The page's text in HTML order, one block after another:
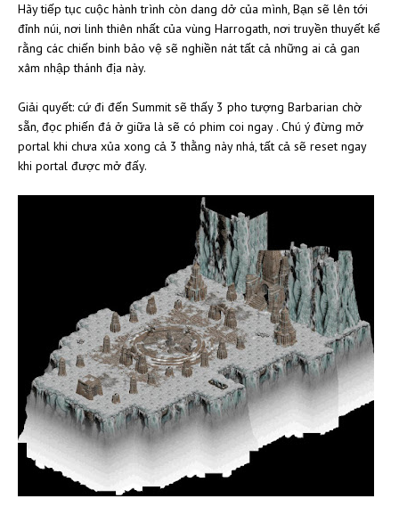
Hãy tiếp tục cuộc hành trình còn dang dở của mình, Bạn sẽ lên tới
đỉnh núi, nơi linh thiên nhất của vùng Harrogath, nơi truyền thuyết kể
rằng các chiến binh bảo vệ sẽ nghiền nát tất cả những ai cả gan
xâm nhập thánh địa này.
Giải quyết: cứ đi đến Summit sẽ thấy 3 pho tượng Barbarian chờ
sẵn, đọc phiến đá ở giữa là sẽ có phim coi ngay . Chú ý đừng mở
portal khi chưa xủa xong cả 3 thằng này nhá, tất cả sẽ reset ngay
khi portal được mở đấy.